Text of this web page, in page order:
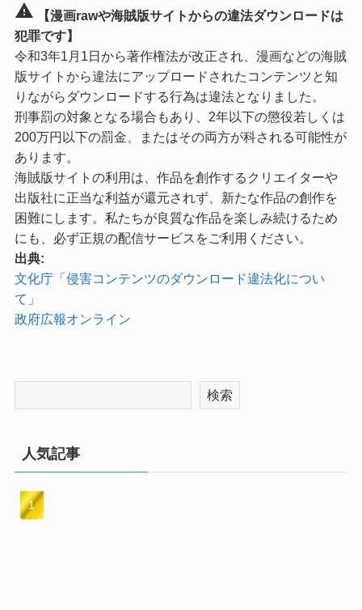
warning
【漫画rawや海賊版サイトからの違法ダウンロードは
犯罪です】
令和3年1月1日から著作権法が改正され、漫画などの海賊
版サイトから違法にアップロードされたコンテンツと知
りながらダウンロードする行為は違法となりました。
刑事罰の対象となる場合もあり、2年以下の懲役若しくは
200万円以下の罰金、またはその両方が科される可能性が
あります。
海賊版サイトの利用は、作品を創作するクリエイターや
出版社に正当な利益が還元されず、新たな作品の創作を
困難にします。私たちが良質な作品を楽しみ続けるため
にも、必ず正規の配信サービスをご利用ください。
出典:
文化庁「侵害コンテンツのダウンロード違法化につい
て」
政府広報オンライン
検索
人気記事